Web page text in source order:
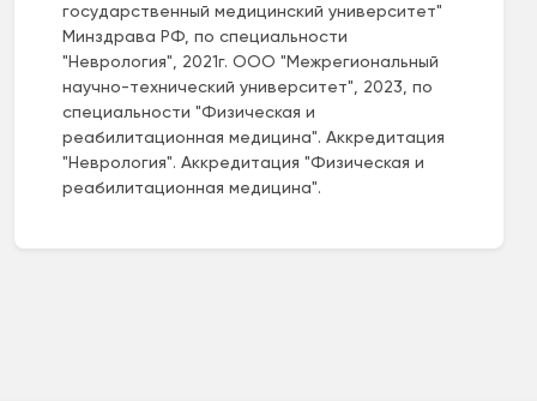
государственный медицинский университет"
Минздрава РФ, по специальности
"Неврология", 2021г. ООО "Межрегиональный
научно-технический университет", 2023, по
специальности "Физическая и
реабилитационная медицина". Аккредитация
"Неврология". Аккредитация "Физическая и
реабилитационная медицина".